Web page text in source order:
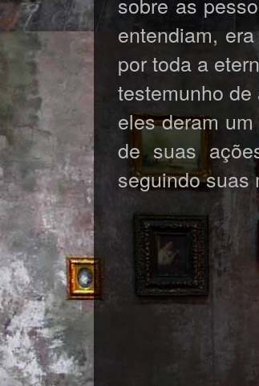
entendiam,
por toda a
testemunho
eles deram
de suas
seguindo suas